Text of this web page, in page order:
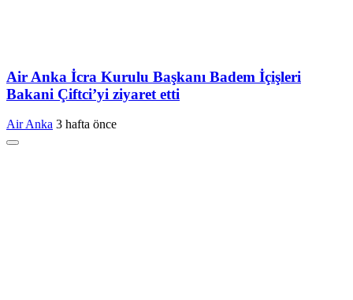
Air Anka İcra Kurulu Başkanı Badem İçişleri
Bakani Çiftci’yi ziyaret etti
Air Anka 3 hafta önce